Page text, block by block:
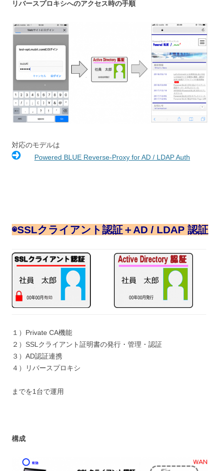
リバースプロキシへのアクセス時の手順
対応のモデルは
Powered BLUE Reverse-Proxy for AD / LDAP Auth
◉SSLクライアント認証＋AD / LDAP 認証
１）Private CA機能
２）SSLクライアント証明書の発行・管理・認証
３）AD認証連携
４）リバースプロキシ
までを1台で運用
構成